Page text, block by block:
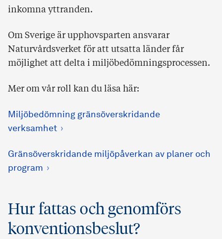
inkomna yttranden.
Om Sverige är upphovsparten ansvarar
Naturvårdsverket för att utsatta länder får
möjlighet att delta i miljöbedömningsprocessen.
Mer om vår roll kan du läsa här:
Miljöbedömning gränsöverskridande
verksamhet
Gränsöverskridande miljöpåverkan av planer och
program
Hur fattas och genomförs
konventionsbeslut?